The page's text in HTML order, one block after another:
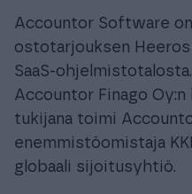
Accountor Software
ostotarjouksen
SaaS-
Accountor Finago
tukijana toimi
enemmistöomistaja
globaali sijoitusyhtiö.